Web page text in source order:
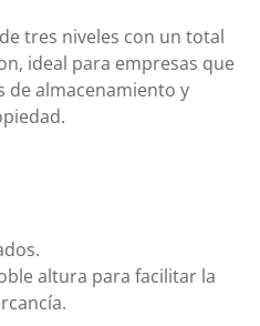
tres niveles con un total
ideal para empresas que
de almacenamiento y
altura para facilitar la